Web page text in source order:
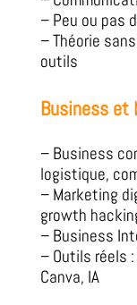
– Peu ou pas
– Théorie
outils
Business et
– Business
logistique,
– Marketing
growth
– Business
– Outils réels :
Canva, IA